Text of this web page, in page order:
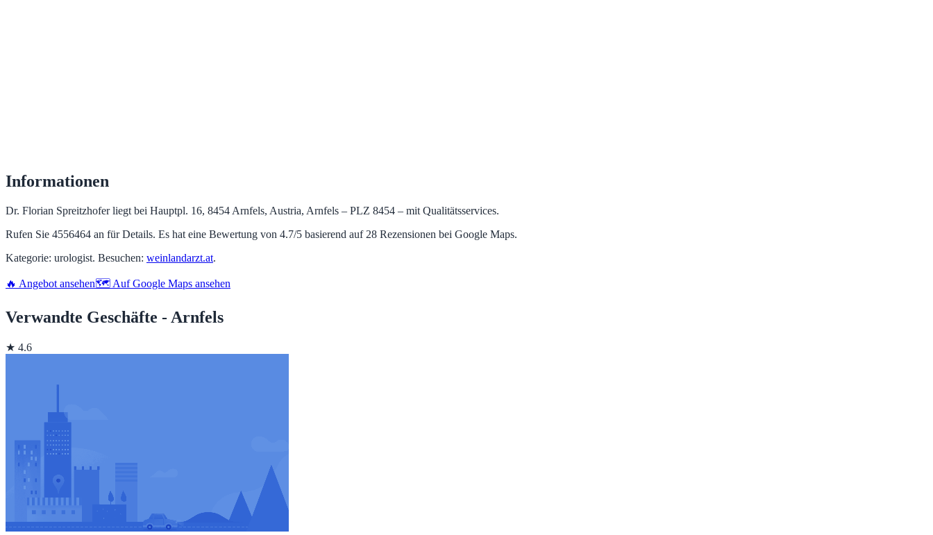
Informationen
Dr. Florian Spreitzhofer liegt bei Hauptpl. 16, 8454 Arnfels, Austria, Arnfels – PLZ 8454 – mit Qualitätsservices.
Rufen Sie 4556464 an für Details. Es hat eine Bewertung von 4.7/5 basierend auf 28 Rezensionen bei Google Maps.
Kategorie: urologist. Besuchen: weinlandarzt.at.
🔥 Angebot ansehen🗺️ Auf Google Maps ansehen
Verwandte Geschäfte - Arnfels
★ 4.6